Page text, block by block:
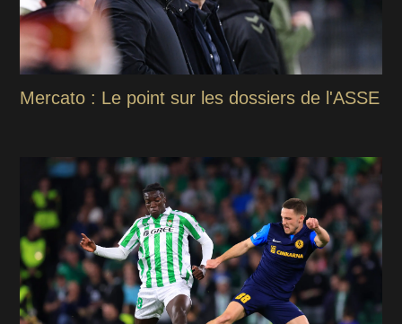
Mercato : Le point sur les dossiers de l'ASSE